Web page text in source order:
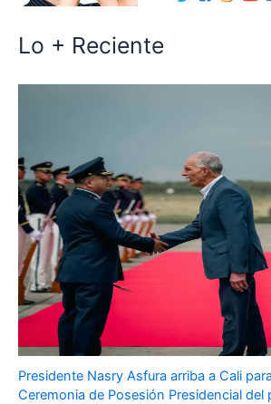
Lo + Reciente
Presidente Nasry Asfura arriba a Cali
Ceremonia de Posesión Presidencial del